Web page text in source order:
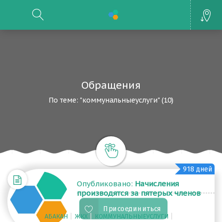
Обращения
По теме: "коммунальныеуслуги" (10)
Опубликовано: Начисления
производятся за пятерых членов
семьи, а прописан лишь один
человек
918 дней
Присоединиться
АБАКАН ЖКХ | КОММУНАЛЬНЫЕУСЛУГИ